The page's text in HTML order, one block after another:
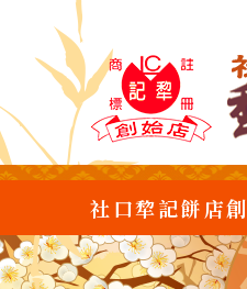
社口犂記餅店